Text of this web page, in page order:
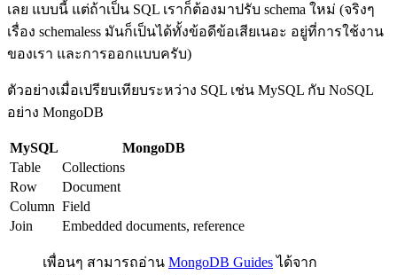
เลย แบบนี้ แต่ถ้าเป็น SQL เราก็ต้องมาปรับ schema ใหม่ (จริงๆ
เรื่อง schemaless มันก็เป็นได้ทั้งข้อดีข้อเสียเนอะ อยู่ที่การใช้งาน
ของเรา และการออกแบบครับ)
ตัวอย่างเมื่อเปรียบเทียบระหว่าง SQL เช่น MySQL กับ NoSQL
อย่าง MongoDB
MySQL
MongoDB
Table
Collections
Row
Document
Column Field
Join
Embedded documents, reference
เพื่อนๆ สามารถอ่าน MongoDB Guidesได้จาก